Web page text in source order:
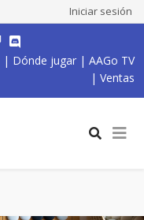
Iniciar sesión
| Dónde jugar | AAGo TV
| Ventas